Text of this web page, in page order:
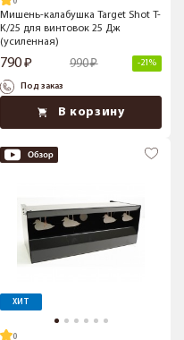
Мишень-калабушка Target Shot T-
K/25 для винтовок 25 Дж
(усиленная)
790 990 -21%
Под заказ
В корзину
ХИТ